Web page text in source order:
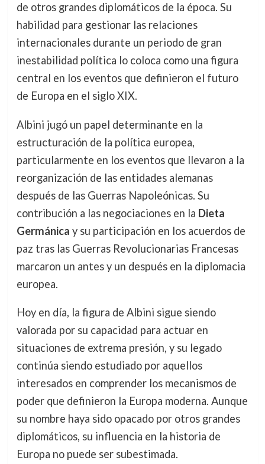
de otros grandes diplomáticos de la época. Su
habilidad para gestionar las relaciones
internacionales durante un periodo de gran
inestabilidad política lo coloca como una figura
central en los eventos que definieron el futuro
de Europa en el siglo XIX.
Albini jugó un papel determinante en la
estructuración de la política europea,
particularmente en los eventos que llevaron a la
reorganización de las entidades alemanas
después de las Guerras Napoleónicas. Su
contribución a las negociaciones en la Dieta
Germánica y su participación en los acuerdos de
paz tras las Guerras Revolucionarias Francesas
marcaron un antes y un después en la diplomacia
europea.
Hoy en día, la figura de Albini sigue siendo
valorada por su capacidad para actuar en
situaciones de extrema presión, y su legado
continúa siendo estudiado por aquellos
interesados en comprender los mecanismos de
poder que definieron la Europa moderna. Aunque
su nombre haya sido opacado por otros grandes
diplomáticos, su influencia en la historia de
Europa no puede ser subestimada.